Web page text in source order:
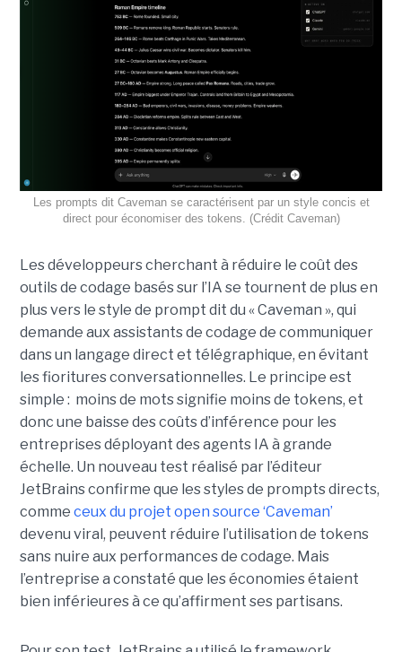
Les prompts dit Caveman se caractérisent par un style concis et
direct pour économiser des tokens. (Crédit Caveman)
Les développeurs cherchant à réduire le coût des
outils de codage basés sur l’IA se tournent de plus en
plus vers le style de prompt dit du « Caveman », qui
demande aux assistants de codage de communiquer
dans un langage direct et télégraphique, en évitant
les fioritures conversationnelles. Le principe est
simple : moins de mots signifie moins de tokens, et
donc une baisse des coûts d’inférence pour les
entreprises déployant des agents IA à grande
échelle. Un nouveau test réalisé par l’éditeur
JetBrains confirme que les styles de prompts directs,
comme ceux du projet open source ‘Caveman’
devenu viral, peuvent réduire l’utilisation de tokens
sans nuire aux performances de codage. Mais
l’entreprise a constaté que les économies étaient
bien inférieures à ce qu’affirment ses partisans.